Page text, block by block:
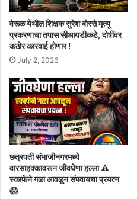
वेरूळ येथील शिक्षक सुरेश बोरसे मृत्यू
प्रकरणाचा तपास सीआयडीकडे, दोषींवर
कठोर कारवाई होणार !
July 2, 2026
छत्रपती संभाजीनगरमध्ये
वारसाहक्कावरून जीवघेणा हल्ला ⚠️
स्कार्फने गळा आवळून संपवायचा प्रयत्न
😱